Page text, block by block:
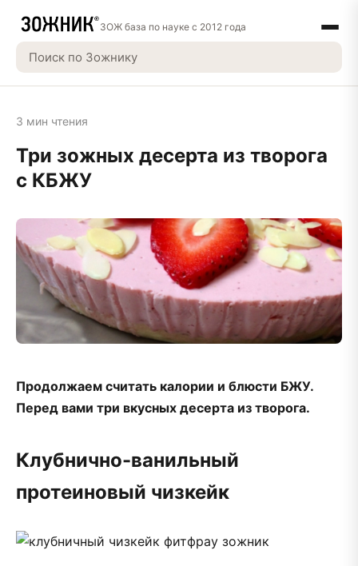
ЗОЖ база по науке с 2012 года
3 мин чтения
Три зожных десерта из творога
c КБЖУ
Продолжаем считать калории и блюсти БЖУ.
Перед вами три вкусных десерта из творога.
Клубнично-ванильный
протеиновый чизкейк